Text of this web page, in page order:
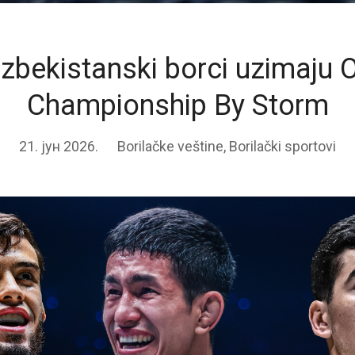
borci uzimaju
Championship By Storm
21. јун 2026. Borilačke veštine, Borilački sportovi